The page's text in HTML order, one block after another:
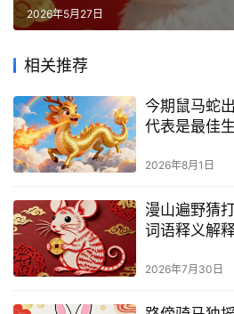
2026年5月27日
相关推荐
今期鼠马蛇
代表是最佳
2026年8月1日
漫山遍野猜
词语释义解
2026年7月30日